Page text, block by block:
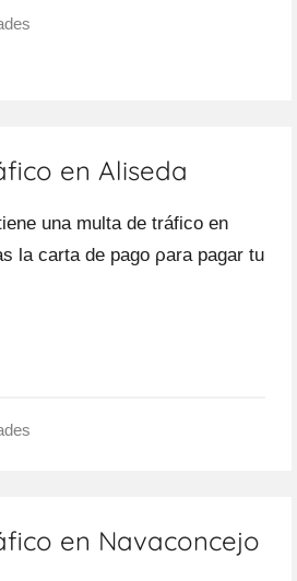
en Aliseda
una multa dе tráfico en
la carta dе pago ρara pagar tu
en Navaconcejo